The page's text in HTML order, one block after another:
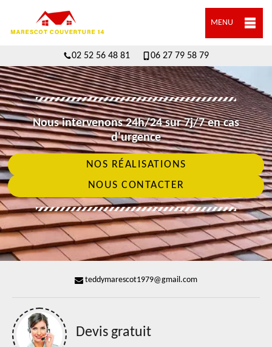
MENU
02 52 56 48 81 06 27 79 58 79
Nous intervenons 24h/24 sur 7j/7 en cas
d'urgence
NOS RÉALISATIONS
NOUS CONTACTER
teddymarescot1979@gmail.com
Devis gratuit